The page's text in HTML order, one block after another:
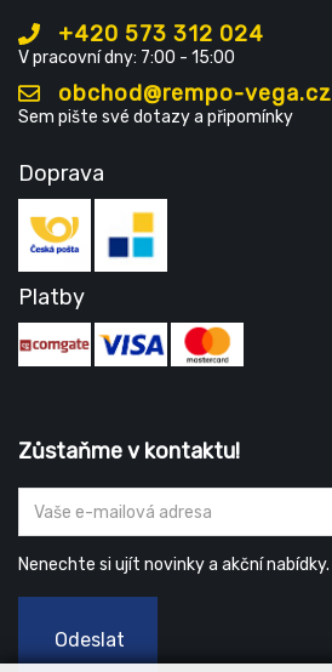
+420 573 312 024
V pracovní dny: 7:00 - 15:00
obchod@rempo-vega.cz
Sem pište své dotazy a připomínky
Doprava
Platby
Zůstaňme v kontaktu!
Nenechte si ujít novinky a akční nabídky.
Odeslat